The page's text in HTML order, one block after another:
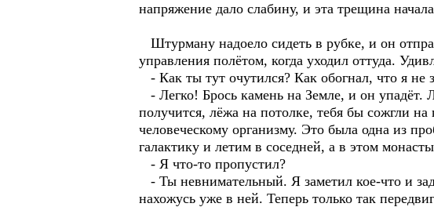
напряжение дало слабину, и эта трещина начала
Штурману надоело сидеть в рубке, и он
управления полётом, когда уходил оттуда.
- Как ты тут очутился? Как обогнал, что я не
- Легко! Брось камень на Земле, и он упадёт.
получится, лёжа на потолке, тебя бы сожгли
человеческому организму. Это была одна из
галактику и летим в соседней, а в этом
- Я что-то пропустил?
- Ты невнимательный. Я заметил кое-что и
нахожусь уже в ней. Теперь только так